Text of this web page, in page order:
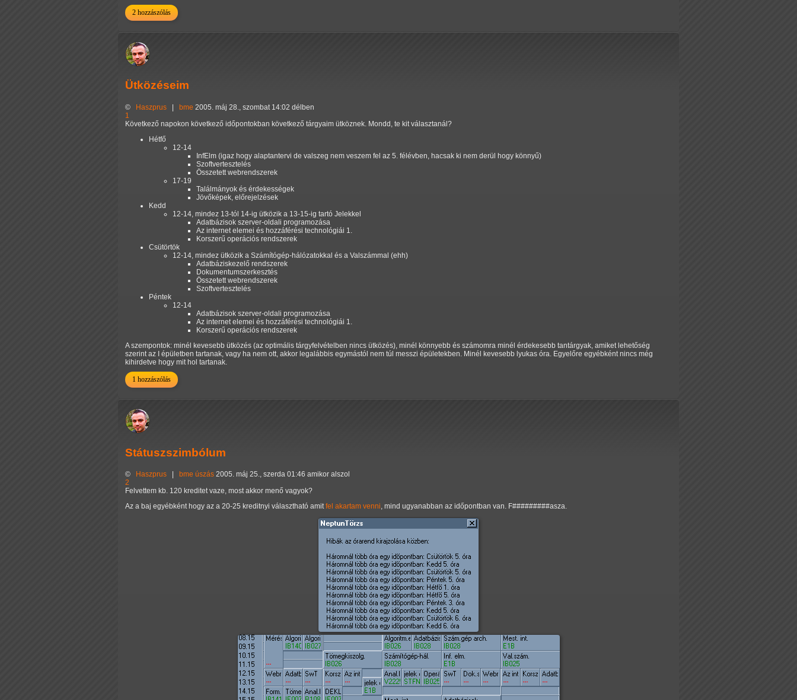
2 hozzászólás
Ütközéseim
© Haszprus bme 2005. máj 28., szombat 14:02 délben
1
Következő napokon következő időpontokban következő tárgyaim ütköznek. Mondd, te kit választanál?
Hétfő
12-14
InfElm (igaz hogy alaptantervi de valszeg nem veszem fel az 5. félévben, hacsak ki nem derül hogy könnyű)
Szoftvertesztelés
Összetett webrendszerek
17-19
Találmányok és érdekességek
Jövőképek, előrejelzések
Kedd
12-14, mindez 13-tól 14-ig ütközik a 13-15-ig tartó Jelekkel
Adatbázisok szerver-oldali programozása
Az internet elemei és hozzáférési technológiái 1.
Korszerű operációs rendszerek
Csütörtök
12-14, mindez ütközik a Számítógép-hálózatokkal és a Valszámmal (ehh)
Adatbáziskezelő rendszerek
Dokumentumszerkesztés
Összetett webrendszerek
Szoftvertesztelés
Péntek
12-14
Adatbázisok szerver-oldali programozása
Az internet elemei és hozzáférési technológiái 1.
Korszerű operációs rendszerek
A szempontok: minél kevesebb ütközés (az optimális tárgyfelvételben nincs ütközés), minél könnyebb és számomra minél érdekesebb tantárgyak, amiket lehetőség
szerint az I épületben tartanak, vagy ha nem ott, akkor legalábbis egymástól nem túl messzi épületekben. Minél kevesebb lyukas óra. Egyelőre egyébként nincs még
kihirdetve hogy mit hol tartanak.
1 hozzászólás
Státuszszimbólum
© Haszprus bme úszás 2005. máj 25., szerda 01:46 amikor alszol
2
Felvettem kb. 120 kreditet vaze, most akkor menő vagyok?
Az a baj egyébként hogy az a 20-25 kreditnyi választható amitfel akartam venni, mind ugyanabban az időpontban van. F#########asza.